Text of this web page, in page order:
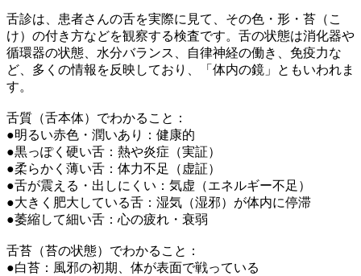
舌診は、患者さんの舌を実際に見て、その色・形・苔（こ
け）の付き方などを観察する検査です。舌の状態は消化器や
循環器の状態、水分バランス、自律神経の働き、免疫力な
ど、多くの情報を反映しており、「体内の鏡」ともいわれま
す。
舌質（舌本体）でわかること：
●明るい赤色・潤いあり：健康的
●黒っぽく硬い舌：熱や炎症（実証）
●柔らかく薄い舌：体力不足（虚証）
●舌が震える・出しにくい：気虚（エネルギー不足）
●大きく肥大している舌：湿気（湿邪）が体内に停滞
●萎縮して細い舌：心の疲れ・衰弱
舌苔（苔の状態）でわかること：
●白苔：風邪の初期、体が表面で戦っている